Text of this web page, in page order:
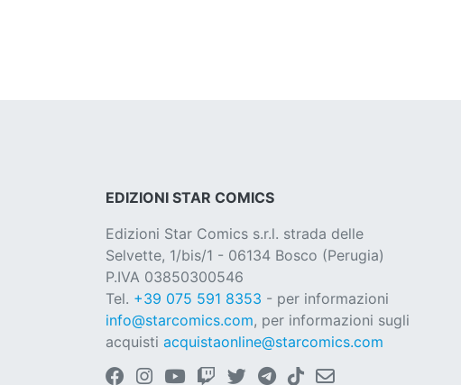
EDIZIONI STAR COMICS
Edizioni Star Comics s.r.l. strada delle
Selvette, 1/bis/1 - 06134 Bosco (Perugia)
P.IVA 03850300546
Tel. +39 075 591 8353 - per informazioni
info@starcomics.com, per informazioni sugli
acquisti acquistaonline@starcomics.com